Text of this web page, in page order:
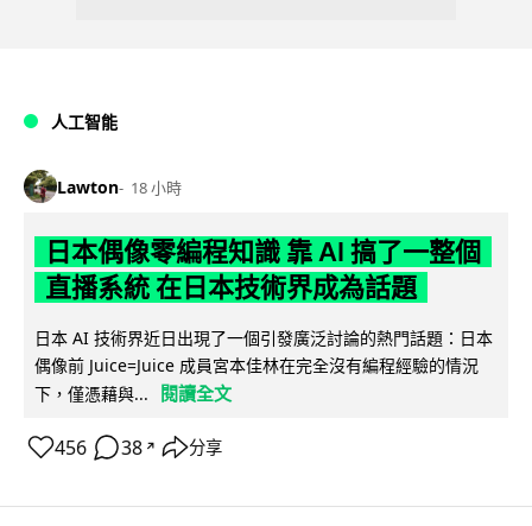
人工智能
Lawton 18 小時
日本偶像零編程知識 靠 AI 搞了一整個
直播系統 在日本技術界成為話題
日本 AI 技術界近日出現了一個引發廣泛討論的熱門話題：日本
偶像前 Juice=Juice 成員宮本佳林在完全沒有編程經驗的情況
下，僅憑藉與...
閱讀全文
456 38 ↗ 分享